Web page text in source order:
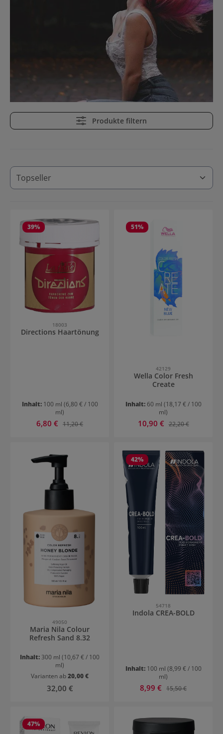
Produkte filtern
39%
18003
Directions Haartönung
Inhalt: 100 ml (6,80 € / 100
ml)
Verkaufspreis:
6,80 € Regulärer Preis:
11,20 €
51%
42129
Wella Color Fresh
Create
Inhalt: 60 ml (18,17 € / 100
ml)
Verkaufspreis:
10,90 € Regulärer Preis:
22,20 €
49050
Maria Nila Colour
Refresh Sand 8.32
Inhalt: 300 ml (10,67 € / 100
ml)
Varianten ab20,00 €
Regulärer Preis:
32,00 €
42%
54718
Indola CREA-BOLD
Inhalt: 100 ml (8,99 € / 100
ml)
Verkaufspreis:
8,99 € Regulärer Preis:
15,50 €
47%